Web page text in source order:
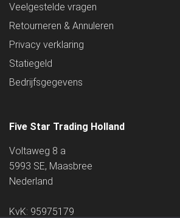
Veelgestelde vragen
Retourneren & Annuleren
Privacy verklaring
Statiegeld
Bedrijfsgegevens
Five Star Trading Holland
Voltaweg 8 a
5993 SE, Maasbree
Nederland
KvK: 95975179